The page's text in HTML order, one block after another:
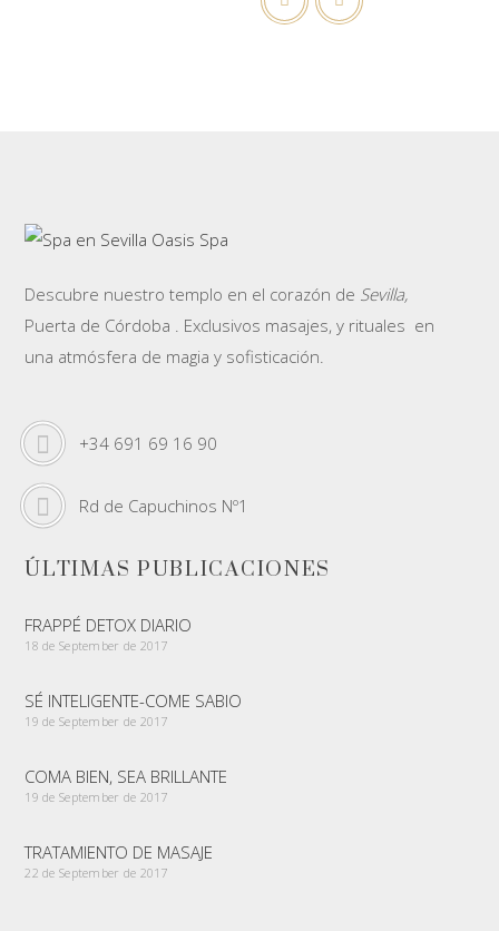
Descubre nuestro templo en el corazón de Sevilla,
Puerta de Córdoba . Exclusivos masajes, y rituales en
una atmósfera de magia y sofisticación.
+34 691 69 16 90
Rd de Capuchinos Nº1
ÚLTIMAS PUBLICACIONES
FRAPPÉ DETOX DIARIO
18 de September de 2017
SÉ INTELIGENTE-COME SABIO
19 de September de 2017
COMA BIEN, SEA BRILLANTE
19 de September de 2017
TRATAMIENTO DE MASAJE
22 de September de 2017